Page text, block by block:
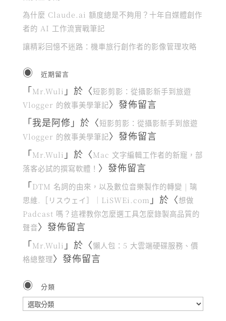
為什麼 Claude.ai 額度總是不夠用？十年自媒體創作
者的 AI 工作流實戰筆記
讓精彩回憶不迷路：機車旅行創作者的影像管理攻略
近期留言
「Mr.Wuli 」於〈短影剪影：從攝影新手到旅遊
Vlogger 的敘事美學筆記〉發佈留言
「我是阿修 」於〈短影剪影：從攝影新手到旅遊
Vlogger 的敘事美學筆記〉發佈留言
「Mr.Wuli 」於〈Mac 文字編輯工作者的新寵，部
落客必試的撰寫軟體！ 〉發佈留言
「DTM 名詞的由來，以及數位音樂製作的轉變 | 璃
思維.［リスウェイ］｜LiSWEi.com 」於〈想做
Padcast 嗎？這裡教你怎麼選工具怎麼錄製高品質的
聲音〉發佈留言
「Mr.Wuli 」於〈懶人包：5 大雲端硬碟服務、價
格總整理〉發佈留言
分類
分